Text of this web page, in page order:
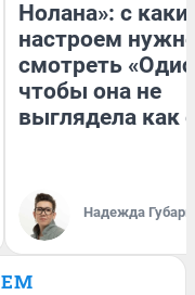
Нолана»: с
настроем
смотреть
чтобы она не
выглядела как
Надежда Губарь